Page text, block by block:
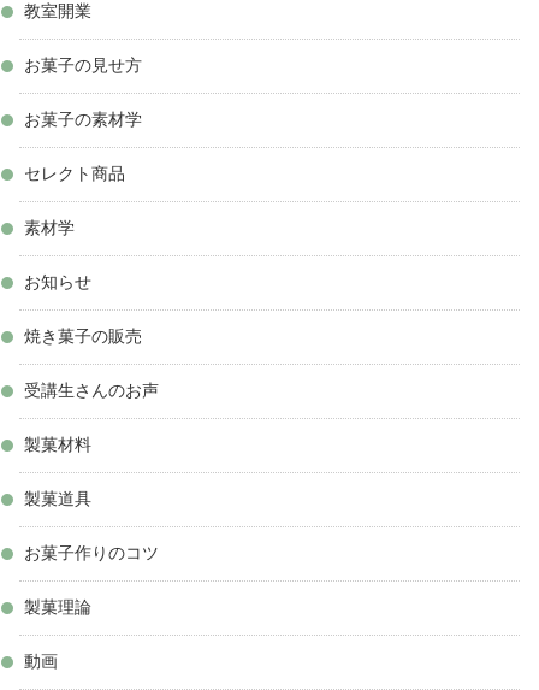
教室開業
お菓子の見せ方
お菓子の素材学
セレクト商品
素材学
お知らせ
焼き菓子の販売
受講生さんのお声
製菓材料
製菓道具
お菓子作りのコツ
製菓理論
動画